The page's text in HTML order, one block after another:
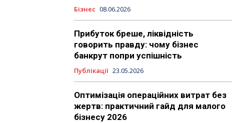
Бізнес 08.06.2026
Прибуток бреше, ліквідність
говорить правду: чому бізнес
банкрут попри успішність
Публікації 23.05.2026
Оптимізація операційних витрат без
жертв: практичний гайд для малого
бізнесу 2026